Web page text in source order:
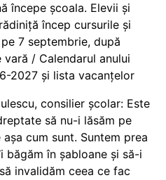
începe școala. Elevii și
încep cursurile și
7 septembrie, după
vară / Calendarul anului
2027 și lista vacanțelor
consilier școlar: Este
să nu-i lăsăm pe
cum sunt. Suntem prea
băgăm în șabloane și să-i
invalidăm ceea ce fac